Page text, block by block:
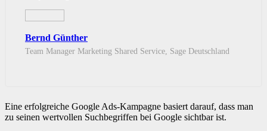
Bernd Günther
Team Manager Marketing Shared Service, Sage Deutschland
Eine erfolgreiche Google Ads-Kampagne basiert darauf, dass man
zu seinen wertvollen Suchbegriffen bei Google sichtbar ist.